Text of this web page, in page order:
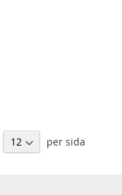
per sida